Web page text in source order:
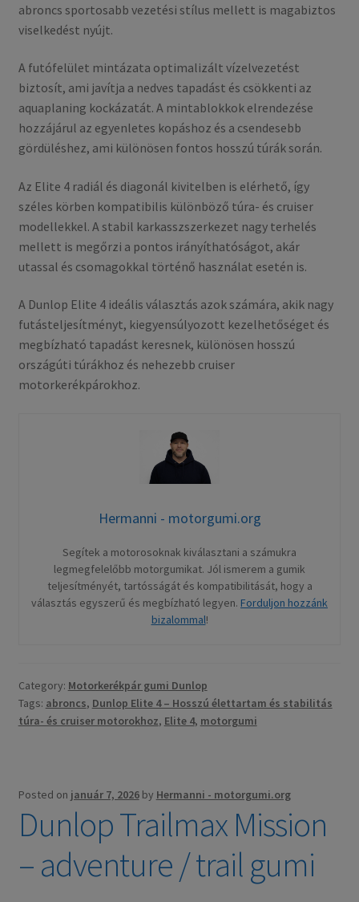
abroncs sportosabb vezetési stílus mellett is magabiztos
viselkedést nyújt.
A futófelület mintázata optimalizált vízelvezetést
biztosít, ami javítja a nedves tapadást és csökkenti az
aquaplaning kockázatát. A mintablokkok elrendezése
hozzájárul az egyenletes kopáshoz és a csendesebb
gördüléshez, ami különösen fontos hosszú túrák során.
Az Elite 4 radiál és diagonál kivitelben is elérhető, így
széles körben kompatibilis különböző túra- és cruiser
modellekkel. A stabil karkasszszerkezet nagy terhelés
mellett is megőrzi a pontos irányíthatóságot, akár
utassal és csomagokkal történő használat esetén is.
A Dunlop Elite 4 ideális választás azok számára, akik nagy
futásteljesítményt, kiegyensúlyozott kezelhetőséget és
megbízható tapadást keresnek, különösen hosszú
országúti túrákhoz és nehezebb cruiser
motorkerékpárokhoz.
Hermanni - motorgumi.org
Segítek a motorosoknak kiválasztani a számukra
legmegfelelőbb motorgumikat. Jól ismerem a gumik
teljesítményét, tartósságát és kompatibilitását, hogy a
választás egyszerű és megbízható legyen. Forduljon hozzánk
bizalommal!
Category: Motorkerékpár gumi Dunlop
Tags: abroncs, Dunlop Elite 4 – Hosszú élettartam és stabilitás
túra- és cruiser motorokhoz, Elite 4, motorgumi
Posted on január 7, 2026 by Hermanni - motorgumi.org
Dunlop Trailmax Mission
– adventure / trail gumi